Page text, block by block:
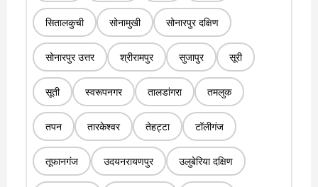
सितालकुची सोनामुखी सोनारपुर दक्षिण
सोनारपुर उत्तर श्रीरामपुर सुजापुर सूरी
सूती स्वरूपनगर तालडांगरा तमलुक
तपन तारकेश्वर तेहट्टा टॉलीगंज
तूफानगंज उदयनरायणपुर उलुबेरिया दक्षिण